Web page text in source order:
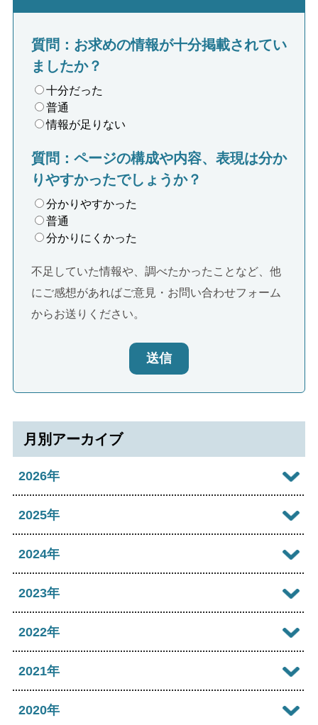
質問：お求めの情報が十分掲載されてい
ましたか？
十分だった
普通
情報が足りない
質問：ページの構成や内容、表現は分か
りやすかったでしょうか？
分かりやすかった
普通
分かりにくかった
不足していた情報や、調べたかったことなど、他
にご感想があればご意見・お問い合わせフォーム
からお送りください。
送信
月別アーカイブ
2026年
2026年08月
2026年06月
2026年04月
2026年03月
2026年02月
2025年
2025年12月
2025年10月
2025年08月
2025年07月
2024年
2024年12月
2024年10月
2024年08月
2023年
2023年12月
2023年10月
2022年
2022年12月
2021年
2021年12月
2020年